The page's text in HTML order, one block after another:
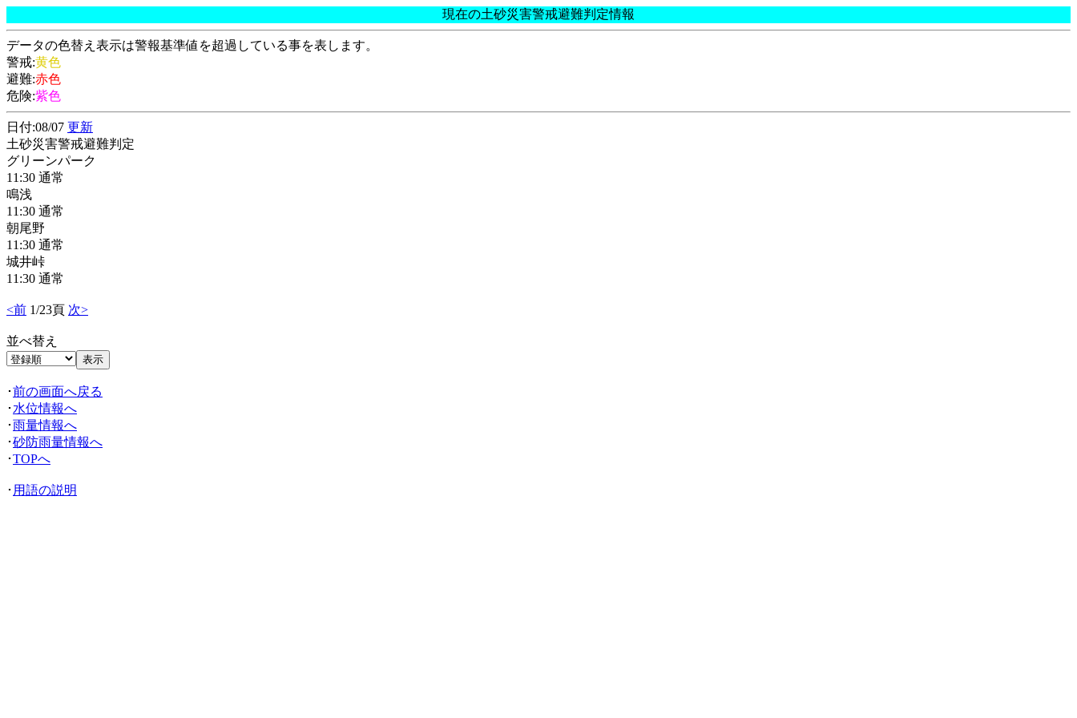
現在の土砂災害警戒避難判定情報
データの色替え表示は警報基準値を超過している事を表します。
警戒:黄色
避難:赤色
危険:紫色
日付:08/07 更新
土砂災害警戒避難判定
グリーンパーク
11:30 通常
鳴浅
11:30 通常
朝尾野
11:30 通常
城井峠
11:30 通常
<前 1/23頁 次>
並べ替え
･前の画面へ戻る
･ 水位情報へ
･雨量情報へ
･砂防雨量情報へ
･TOPへ
･ 用語の説明